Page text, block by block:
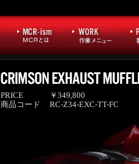
PRICE
￥349,800
商品コード
RC-Z34-EXC-TT-FC